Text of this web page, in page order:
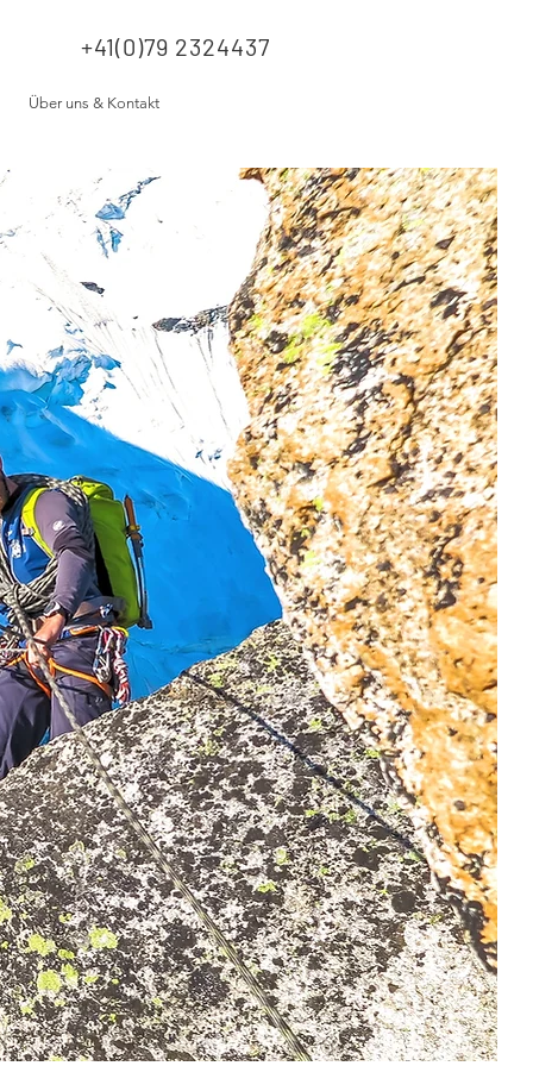
+41(0)79 2324437
Über uns & Kontakt